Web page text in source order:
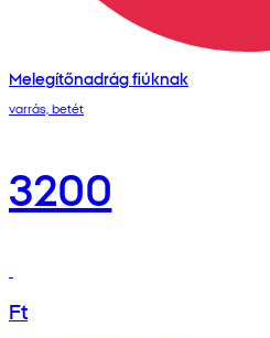
Melegítőnadrág fiúknak
varrás, betét
3200
Ft